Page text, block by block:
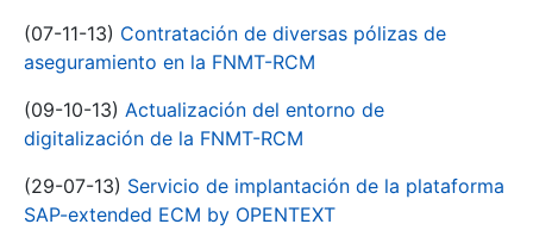
(07-11-13) Contratación de diversas pólizas de
aseguramiento en la FNMT-RCM
(09-10-13) Actualización del entorno de
digitalización de la FNMT-RCM
(29-07-13) Servicio de implantación de la plataforma
SAP-extended ECM by OPENTEXT